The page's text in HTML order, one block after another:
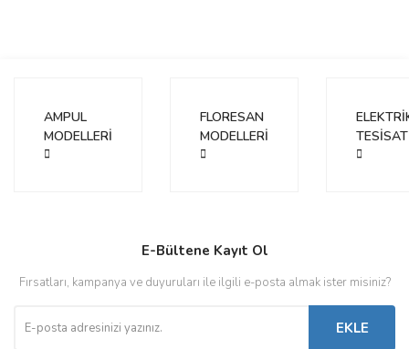
AMPUL
MODELLERİ
FLORESAN
MODELLERİ
TESİSAT
E-Bültene Kayıt Ol
Fırsatları, kampanya ve duyuruları ile ilgili e-posta almak ister misiniz?
EKLE